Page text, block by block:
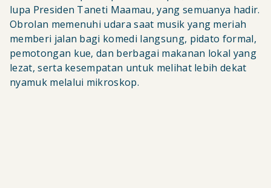
lupa Presiden Taneti Maamau, yang semuanya hadir.
Obrolan memenuhi udara saat musik yang meriah
memberi jalan bagi komedi langsung, pidato formal,
pemotongan kue, dan berbagai makanan lokal yang
lezat, serta kesempatan untuk melihat lebih dekat
nyamuk melalui mikroskop.